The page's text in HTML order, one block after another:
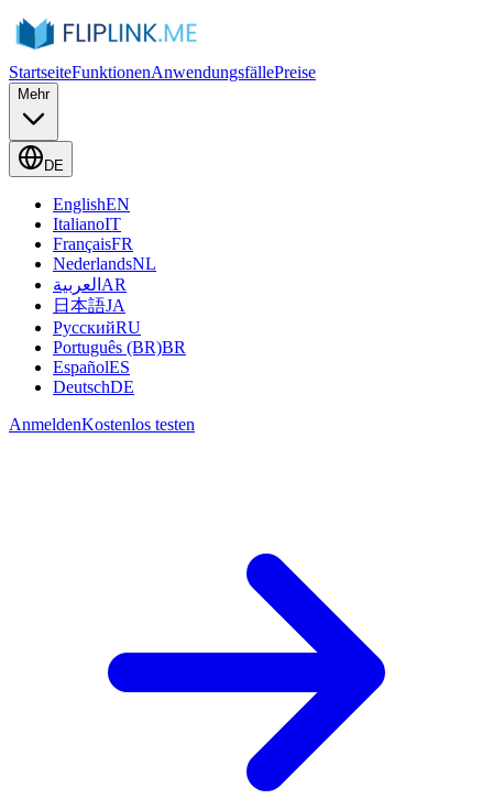
StartseiteFunktionenAnwendungsfällePreise
Mehr
DE
EnglishEN
ItalianoIT
FrançaisFR
NederlandsNL
العربية AR
日本語JA
РусскийRU
Português (BR)BR
EspañolES
DeutschDE
AnmeldenKostenlos testen